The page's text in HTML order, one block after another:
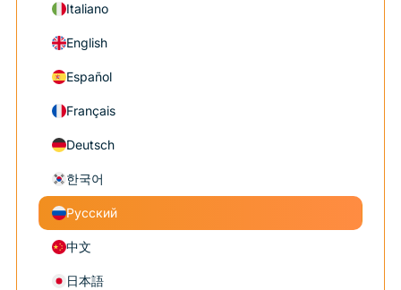
Italiano
English
Español
Français
Deutsch
한국어
Русский
中文
日本語